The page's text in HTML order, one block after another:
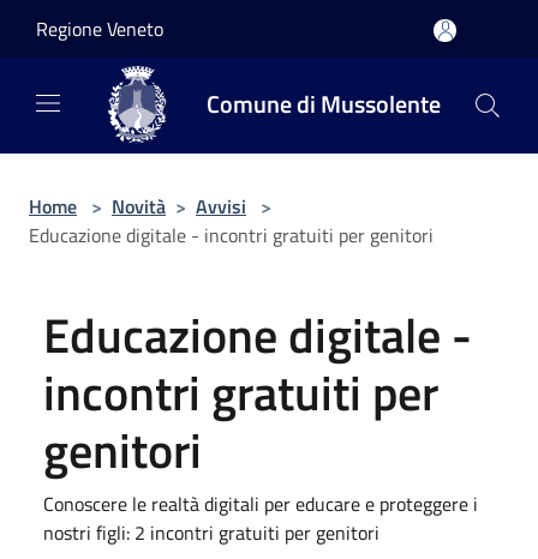
Regione Veneto
Comune di Mussolente
Home > Novità > Avvisi >
Educazione digitale - incontri gratuiti per genitori
Educazione digitale -
incontri gratuiti per
genitori
Conoscere le realtà digitali per educare e proteggere i
nostri figli: 2 incontri gratuiti per genitori